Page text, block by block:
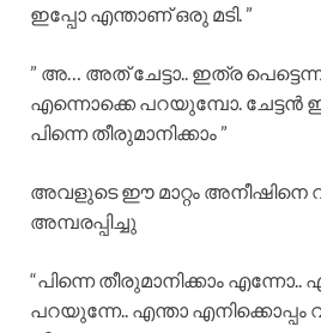
ഇപ്പോ എന്താണ് ഒരു മടി. ”
” അ… അത് ചേട്ടാ.. ഇത്ര
എന്നൊക്കെ പറയുമ്പോ. ചേട്ടൻ
പിന്നെ തീരുമാനിക്കാം ”
അവളുടെ ഈ മാറ്റം അനീഷിനെ
അമ്പരപ്പിച്ചു
“പിന്നെ തീരുമാനിക്കാം
പറയുന്നേ.. എന്താ